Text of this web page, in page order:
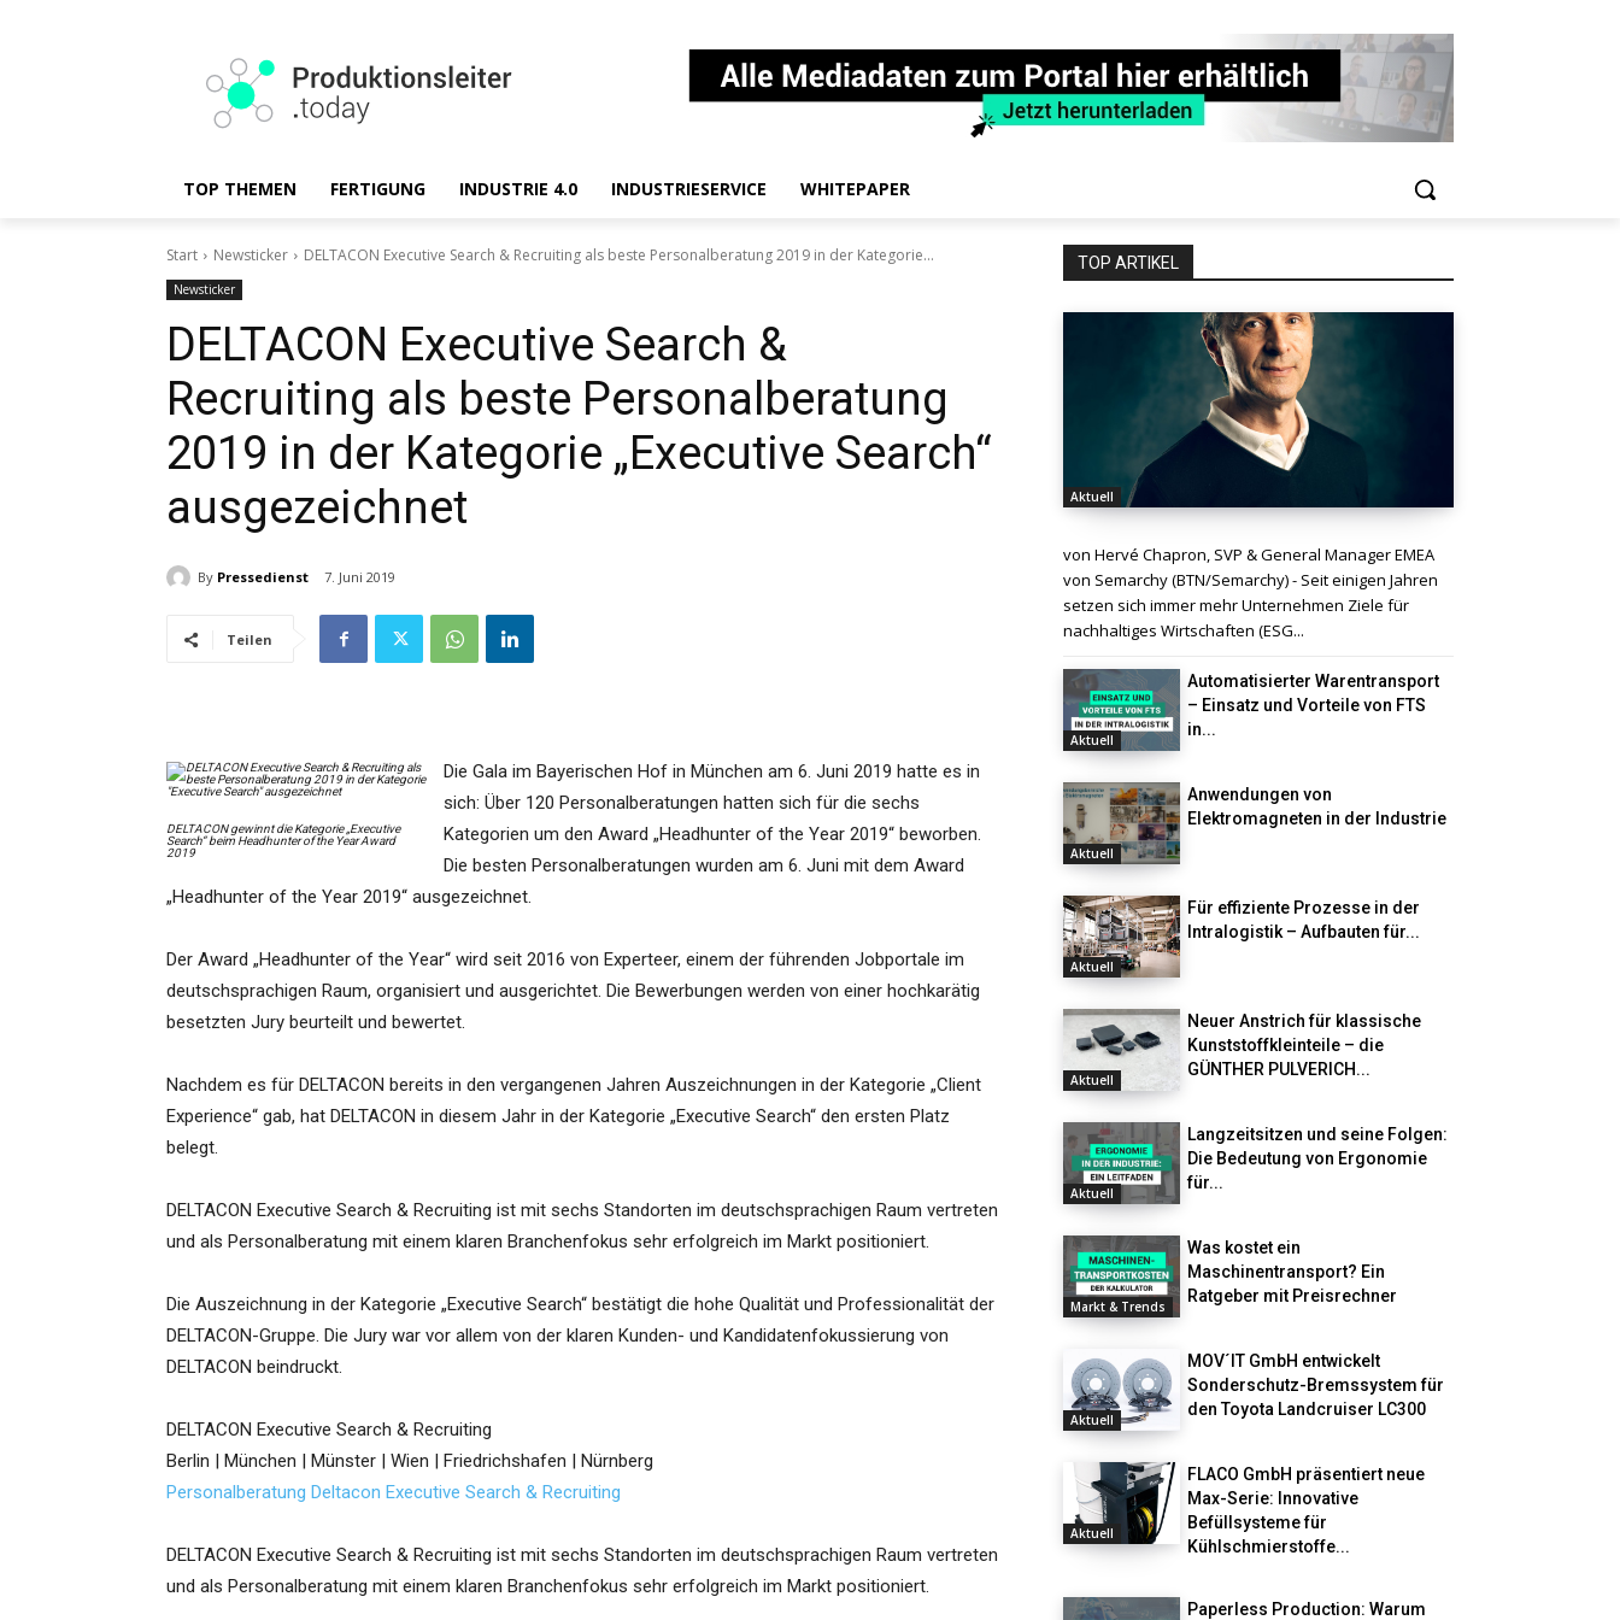
TOP THEMEN FERTIGUNG INDUSTRIE 4.0 INDUSTRIESERVICE WHITEPAPER
Start Newsticker DELTACON Executive Search & Recruiting als beste Personalberatung 2019 in der Kategorie...
Newsticker
DELTACON Executive Search &
Recruiting als beste Personalberatung
2019 in der Kategorie „Executive Search“
ausgezeichnet
By Pressedienst 7. Juni 2019
Teilen
DELTACON gewinnt die Kategorie „Executive
Search“ beim Headhunter of the Year Award
2019
Die Gala im Bayerischen Hof in München am 6. Juni 2019 hatte es in
sich: Über 120 Personalberatungen hatten sich für die sechs
Kategorien um den Award „Headhunter of the Year 2019“ beworben.
Die besten Personalberatungen wurden am 6. Juni mit dem Award
„Headhunter of the Year 2019“ ausgezeichnet.
Der Award „Headhunter of the Year“ wird seit 2016 von Experteer, einem der führenden Jobportale im
deutschsprachigen Raum, organisiert und ausgerichtet. Die Bewerbungen werden von einer hochkarätig
besetzten Jury beurteilt und bewertet.
Nachdem es für DELTACON bereits in den vergangenen Jahren Auszeichnungen in der Kategorie „Client
Experience“ gab, hat DELTACON in diesem Jahr in der Kategorie „Executive Search“ den ersten Platz
belegt.
DELTACON Executive Search & Recruiting ist mit sechs Standorten im deutschsprachigen Raum vertreten
und als Personalberatung mit einem klaren Branchenfokus sehr erfolgreich im Markt positioniert.
Die Auszeichnung in der Kategorie „Executive Search“ bestätigt die hohe Qualität und Professionalität der
DELTACON-Gruppe. Die Jury war vor allem von der klaren Kunden- und Kandidatenfokussierung von
DELTACON beindruckt.
DELTACON Executive Search & Recruiting
Berlin | München | Münster | Wien | Friedrichshafen | Nürnberg
Personalberatung Deltacon Executive Search & Recruiting
DELTACON Executive Search & Recruiting ist mit sechs Standorten im deutschsprachigen Raum vertreten
und als Personalberatung mit einem klaren Branchenfokus sehr erfolgreich im Markt positioniert.
TOP ARTIKEL
Aktuell
von Hervé Chapron, SVP & General Manager EMEA
von Semarchy (BTN/Semarchy) - Seit einigen Jahren
setzen sich immer mehr Unternehmen Ziele für
nachhaltiges Wirtschaften (ESG...
Aktuell
Automatisierter Warentransport
– Einsatz und Vorteile von FTS
in...
Aktuell
Anwendungen von
Elektromagneten in der Industrie
Aktuell
Für effiziente Prozesse in der
Intralogistik – Aufbauten für...
Aktuell
Neuer Anstrich für klassische
Kunststoffkleinteile – die
GÜNTHER PULVERICH...
Aktuell
Langzeitsitzen und seine Folgen:
Die Bedeutung von Ergonomie
für...
Markt & Trends
Was kostet ein
Maschinentransport? Ein
Ratgeber mit Preisrechner
Aktuell
MOV´IT GmbH entwickelt
Sonderschutz-Bremssystem für
den Toyota Landcruiser LC300
Aktuell
FLACO GmbH präsentiert neue
Max-Serie: Innovative
Befüllsysteme für
Kühlschmierstoffe...
Paperless Production: Warum